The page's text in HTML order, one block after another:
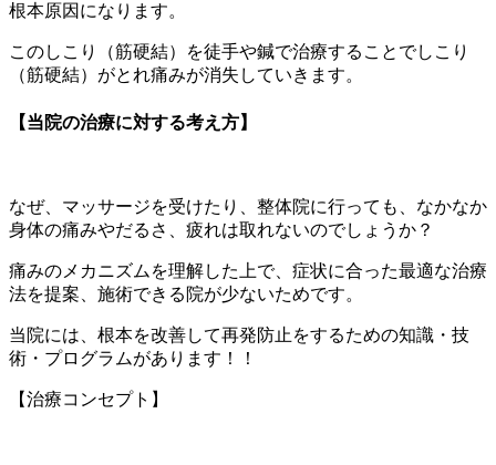
根本原因になります。
このしこり（筋硬結）を徒手や鍼で治療することでしこり
（筋硬結）がとれ痛みが消失していきます。
【当院の治療に対する考え方】
なぜ、マッサージを受けたり、整体院に行っても、なかなか
身体の痛みやだるさ、疲れは取れないのでしょうか？
痛みのメカニズムを理解した上で、症状に合った最適な治療
法を提案、施術できる院が少ないためです。
当院には、根本を改善して再発防止をするための知識・技
術・プログラムがあります！！
【治療コンセプト】